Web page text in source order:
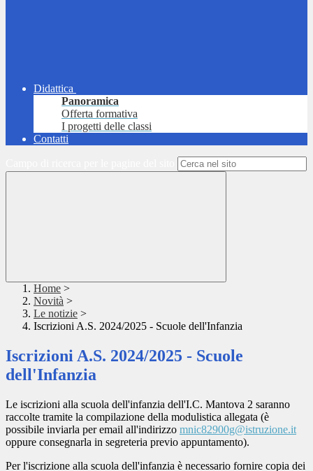
Didattica
Panoramica
Offerta formativa
I progetti delle classi
Contatti
Home >
Novità >
Le notizie >
Iscrizioni A.S. 2024/2025 - Scuole dell'Infanzia
Iscrizioni A.S. 2024/2025 - Scuole
dell'Infanzia
Le iscrizioni alla scuola dell'infanzia dell'I.C. Mantova 2 saranno
raccolte tramite la compilazione della modulistica allegata (è
possibile inviarla per email all'indirizzo mnic82900g@istruzione.it
oppure consegnarla in segreteria previo appuntamento).
Per l'iscrizione alla scuola dell'infanzia è necessario fornire copia dei